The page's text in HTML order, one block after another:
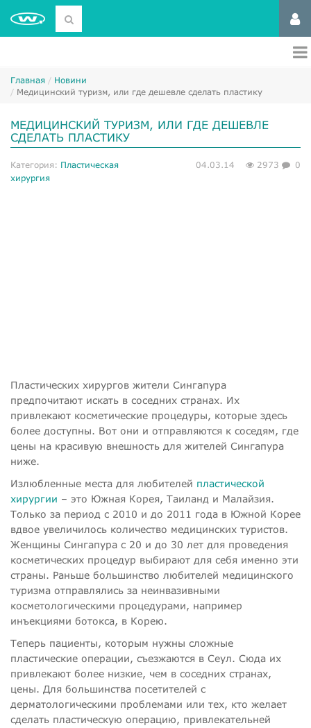
Главная
Новини
Медицинский туризм, или где дешевле сделать пластику
МЕДИЦИНСКИЙ ТУРИЗМ, ИЛИ ГДЕ ДЕШЕВЛЕ
СДЕЛАТЬ ПЛАСТИКУ
Категория: Пластическая
хирургия
04.03.14 2973 0
Пластических хирургов жители Сингапура
предпочитают искать в соседних странах. Их
привлекают косметические процедуры, которые здесь
более доступны. Вот они и отправляются к соседям, где
цены на красивую внешность для жителей Сингапура
ниже.
Излюбленные места для любителей пластической
хирургии – это Южная Корея, Таиланд и Малайзия.
Только за период с 2010 и до 2011 года в Южной Корее
вдвое увеличилось количество медицинских туристов.
Женщины Сингапура с 20 и до 30 лет для проведения
косметических процедур выбирают для себя именно эти
страны. Раньше большинство любителей медицинского
туризма отправлялись за неинвазивными
косметологическими процедурами, например
инъекциями ботокса, в Корею.
Теперь пациенты, которым нужны сложные
пластические операции, съезжаются в Сеул. Сюда их
привлекают более низкие, чем в соседних странах,
цены. Для большинства посетителей с
дерматологическими проблемами или тех, кто желает
сделать пластическую операцию, привлекательней